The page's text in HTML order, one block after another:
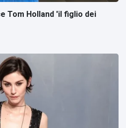
Tom Holland 'il figlio dei